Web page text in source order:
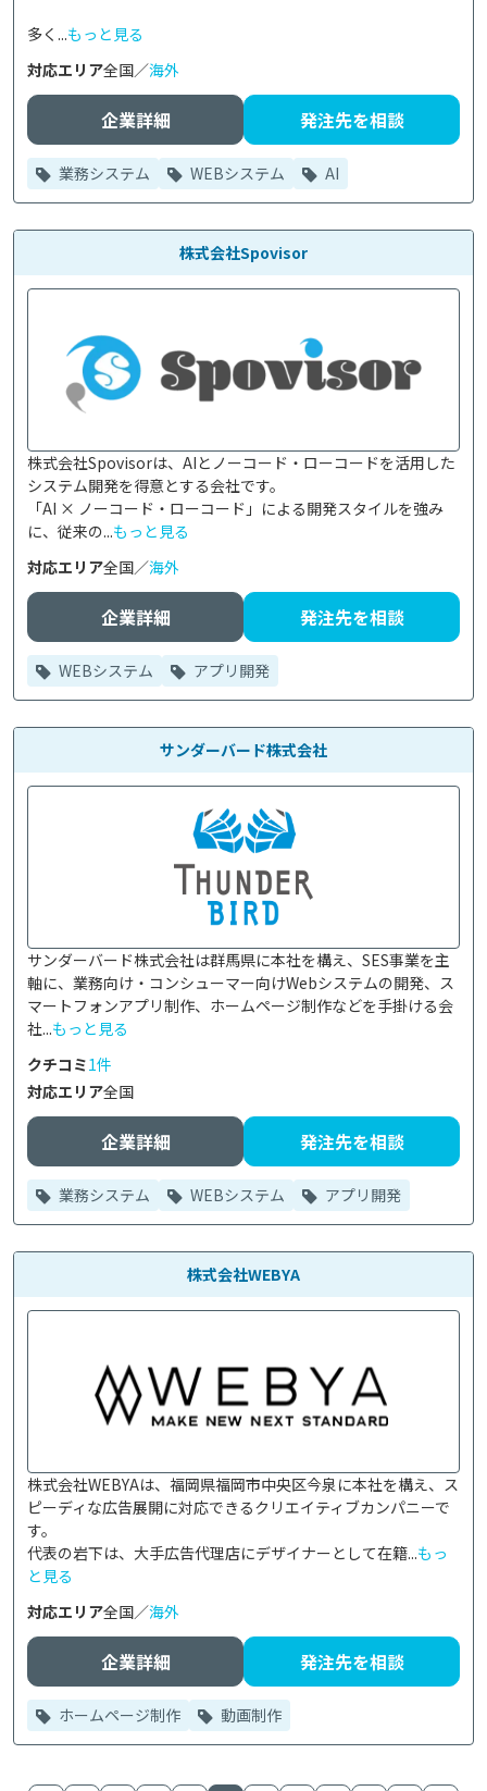
多く...もっと見る
対応エリア全国／海外
企業詳細 発注先を相談
業務システム WEBシステム AI
株式会社Spovisor
株式会社Spovisorは、AIとノーコード・ローコードを活用した
システム開発を得意とする会社です。
「AI × ノーコード・ローコード」による開発スタイルを強み
に、従来の...もっと見る
対応エリア全国／海外
企業詳細 発注先を相談
WEBシステム アプリ開発
サンダーバード株式会社
サンダーバード株式会社は群馬県に本社を構え、SES事業を主
軸に、業務向け・コンシューマー向けWebシステムの開発、ス
マートフォンアプリ制作、ホームページ制作などを手掛ける会
社...もっと見る
クチコミ1件
対応エリア全国
企業詳細 発注先を相談
業務システム WEBシステム アプリ開発
株式会社WEBYA
株式会社WEBYAは、福岡県福岡市中央区今泉に本社を構え、ス
ピーディな広告展開に対応できるクリエイティブカンパニーで
す。
代表の岩下は、大手広告代理店にデザイナーとして在籍...もっ
と見る
対応エリア全国／海外
企業詳細 発注先を相談
ホームページ制作 動画制作